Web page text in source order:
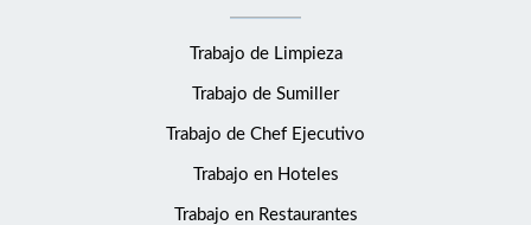
Trabajo de Limpieza
Trabajo de Sumiller
Trabajo de Chef Ejecutivo
Trabajo en Hoteles
Trabajo en Restaurantes